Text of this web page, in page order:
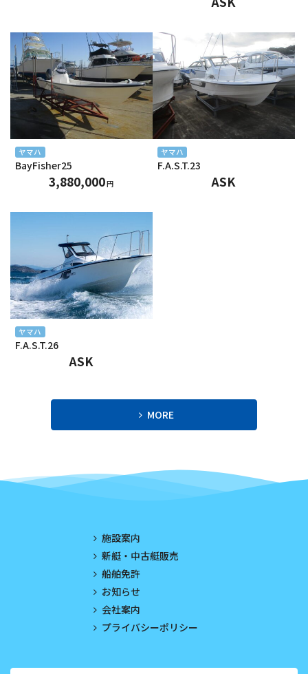
2024年9月
2024年8月
2024年7月
2024年6月
2024年5月
2024年4月
2024年2月
2024年1月
2023年12月
2023年11月
2023年10月
2022年11月
ヤマハ
BayFisher25
3,880,000円
ヤマハ
F.A.S.T.23
ASK
ヤマハ
F.A.S.T.26
ASK
MORE
施設案内
新艇・中古艇販売
船舶免許
お知らせ
会社案内
プライバシーポリシー